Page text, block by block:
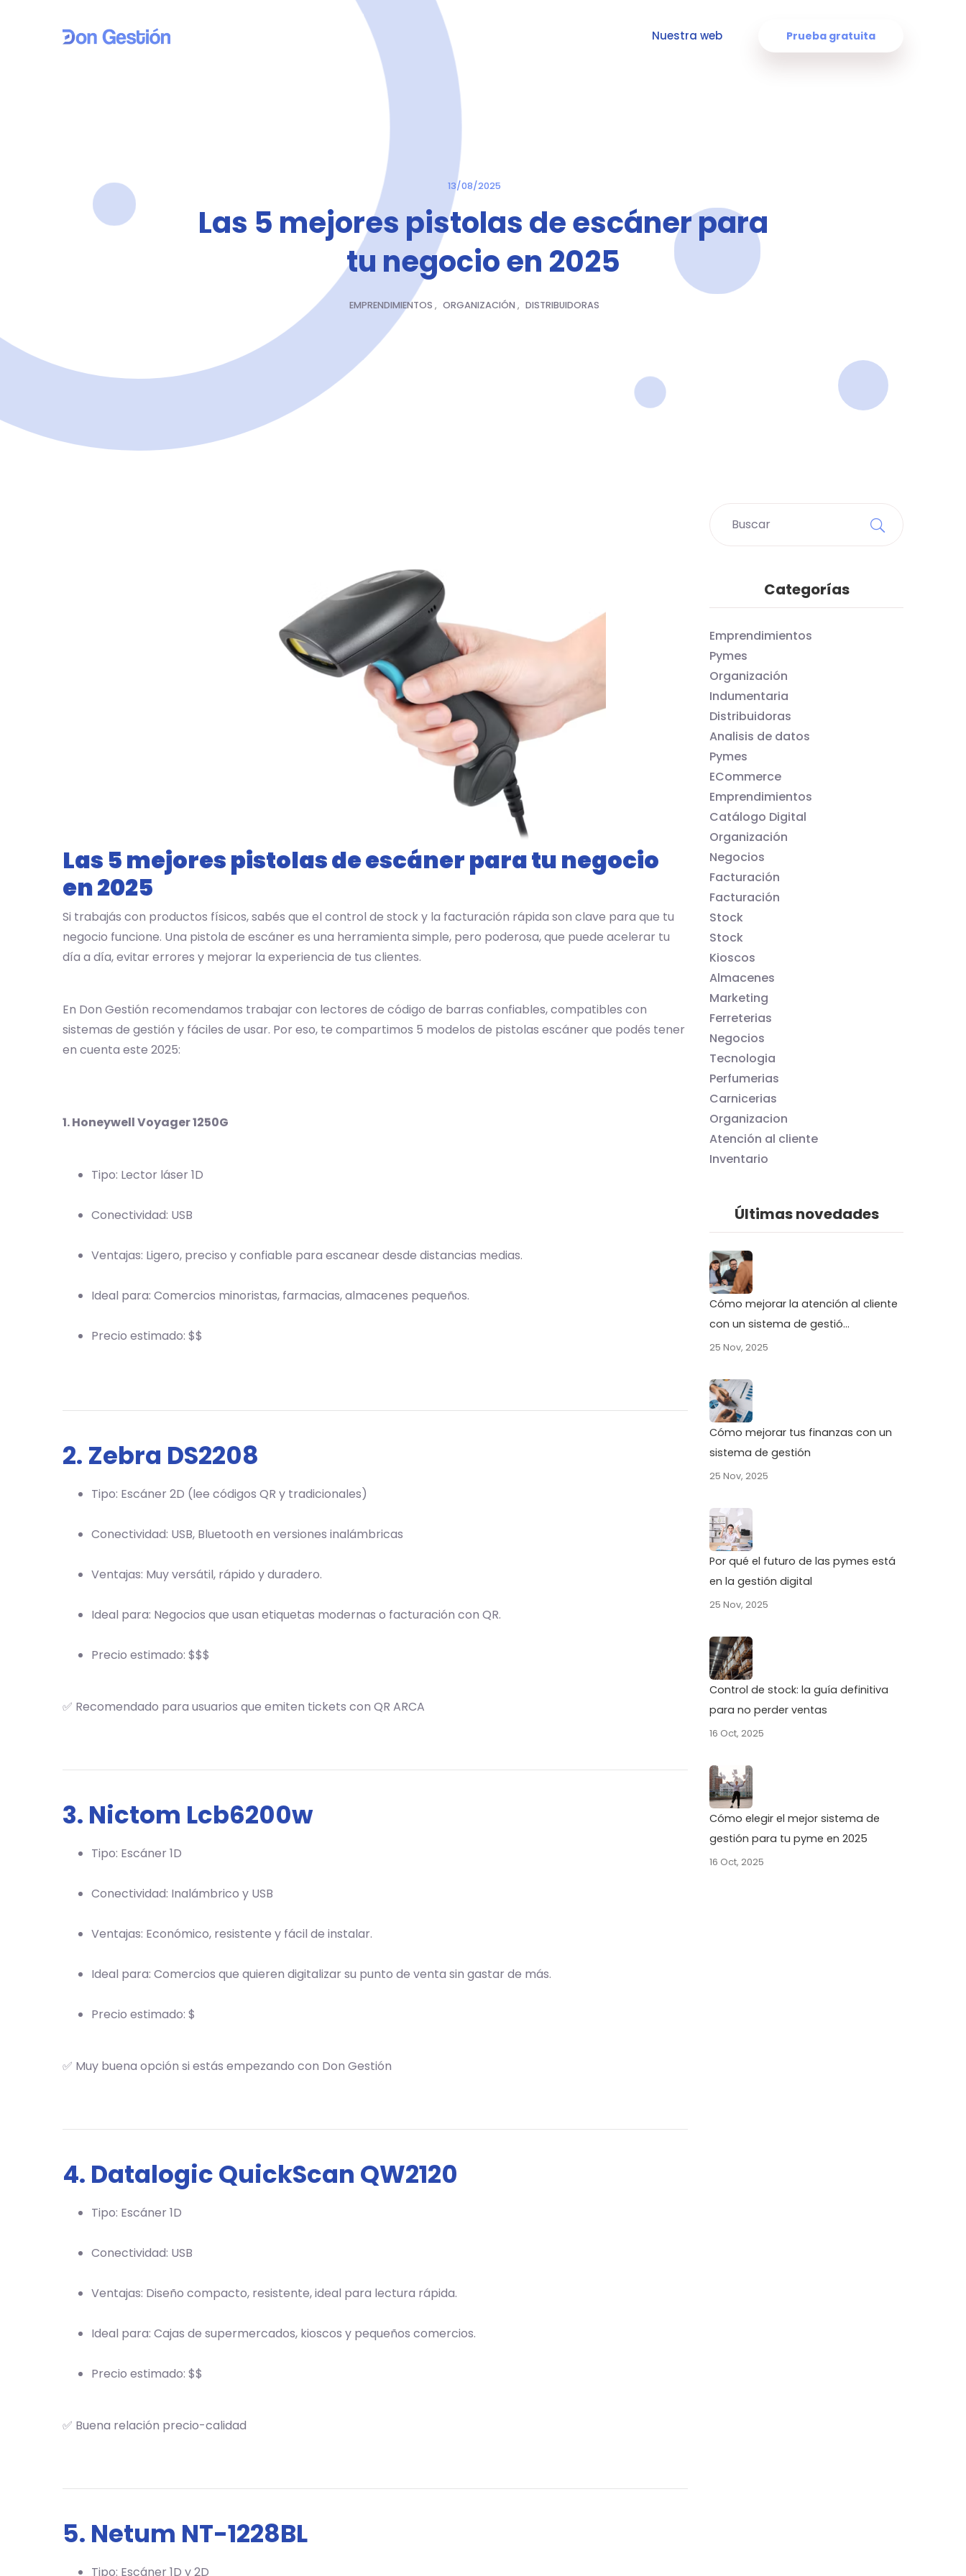
Nuestra web Prueba gratuita
13/08/2025
Las 5 mejores pistolas de escáner para
tu negocio en 2025
EMPRENDIMIENTOS , ORGANIZACIÓN , DISTRIBUIDORAS
Las 5 mejores pistolas de escáner para tu negocio
en 2025
Si trabajás con productos físicos, sabés que el control de stock y la facturación rápida son clave para que tu
negocio funcione. Una pistola de escáner es una herramienta simple, pero poderosa, que puede acelerar tu
día a día, evitar errores y mejorar la experiencia de tus clientes.
En Don Gestión recomendamos trabajar con lectores de código de barras confiables, compatibles con
sistemas de gestión y fáciles de usar. Por eso, te compartimos 5 modelos de pistolas escáner que podés tener
en cuenta este 2025:
1. Honeywell Voyager 1250G
Tipo: Lector láser 1D
Conectividad: USB
Ventajas: Ligero, preciso y confiable para escanear desde distancias medias.
Ideal para: Comercios minoristas, farmacias, almacenes pequeños.
Precio estimado: $$
2. Zebra DS2208
Tipo: Escáner 2D (lee códigos QR y tradicionales)
Conectividad: USB, Bluetooth en versiones inalámbricas
Ventajas: Muy versátil, rápido y duradero.
Ideal para: Negocios que usan etiquetas modernas o facturación con QR.
Precio estimado: $$$
✅ Recomendado para usuarios que emiten tickets con QR ARCA
3. Nictom Lcb6200w
Tipo: Escáner 1D
Conectividad: Inalámbrico y USB
Ventajas: Económico, resistente y fácil de instalar.
Ideal para: Comercios que quieren digitalizar su punto de venta sin gastar de más.
Precio estimado: $
✅ Muy buena opción si estás empezando con Don Gestión
4. Datalogic QuickScan QW2120
Tipo: Escáner 1D
Conectividad: USB
Ventajas: Diseño compacto, resistente, ideal para lectura rápida.
Ideal para: Cajas de supermercados, kioscos y pequeños comercios.
Precio estimado: $$
✅ Buena relación precio-calidad
5. Netum NT-1228BL
Tipo: Escáner 1D y 2D
Categorías
Emprendimientos
Pymes
Organización
Indumentaria
Distribuidoras
Analisis de datos
Pymes
ECommerce
Emprendimientos
Catálogo Digital
Organización
Negocios
Facturación
Facturación
Stock
Stock
Kioscos
Almacenes
Marketing
Ferreterias
Negocios
Tecnologia
Perfumerias
Carnicerias
Organizacion
Atención al cliente
Inventario
Últimas novedades
Cómo mejorar la atención al cliente
con un sistema de gestió...
25 Nov, 2025
Cómo mejorar tus finanzas con un
sistema de gestión
25 Nov, 2025
Por qué el futuro de las pymes está
en la gestión digital
25 Nov, 2025
Control de stock: la guía definitiva
para no perder ventas
16 Oct, 2025
Cómo elegir el mejor sistema de
gestión para tu pyme en 2025
16 Oct, 2025